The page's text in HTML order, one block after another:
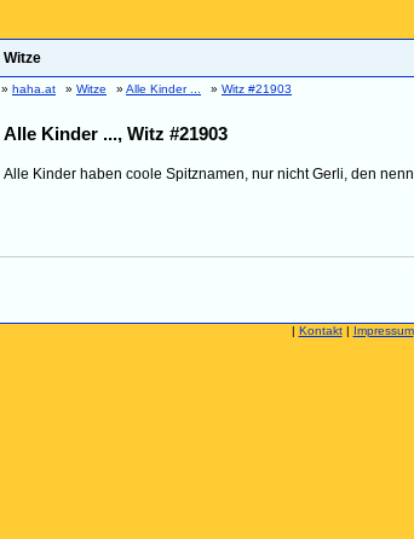
Witze
» haha.at » Witze » Alle Kinder ... » Witz #21903
Alle Kinder ..., Witz #21903
Alle Kinder haben coole Spitznamen, nur nicht Gerli, den
| Kontakt| Impressum